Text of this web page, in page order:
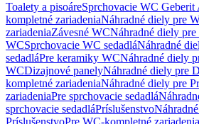
Toalety a pisoáreSprchovacie WC Geberit
kompletné zariadeniaNáhradné diely pre
zariadeniaZávesné WCNáhradné diely pre
WCSprchovacie WC sedadláNáhradné
sedadláPre keramiky WCNáhradné diely
WCDizajnové panelyNáhradné diely pre
kompletné zariadeniaNáhradné diely pre
zariadeniaPre sprchovacie sedadlá
sprchovacie sedadláPríslušenstvo
PríslušenstvoPre WC-kompletné zariadenia